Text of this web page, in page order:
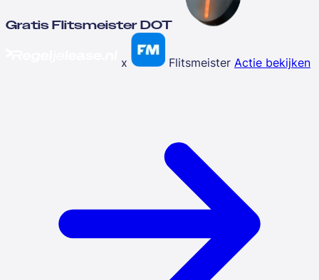
Gratis Flitsmeister DOT
x Flitsmeister Actie bekijken